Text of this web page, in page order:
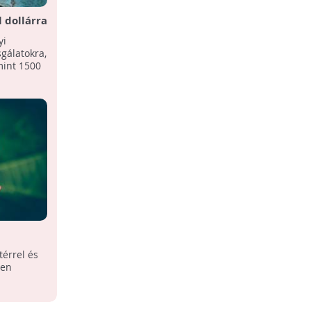
dollárra
1500
és